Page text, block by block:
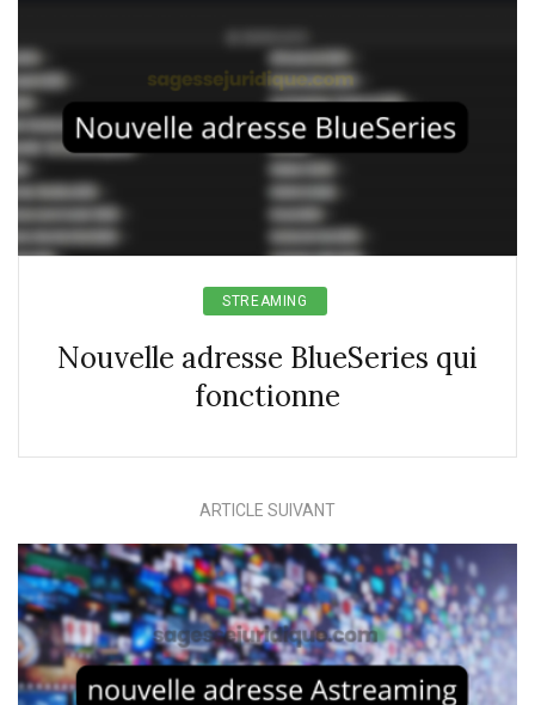
STREAMING
Nouvelle adresse BlueSeries qui
fonctionne
ARTICLE SUIVANT